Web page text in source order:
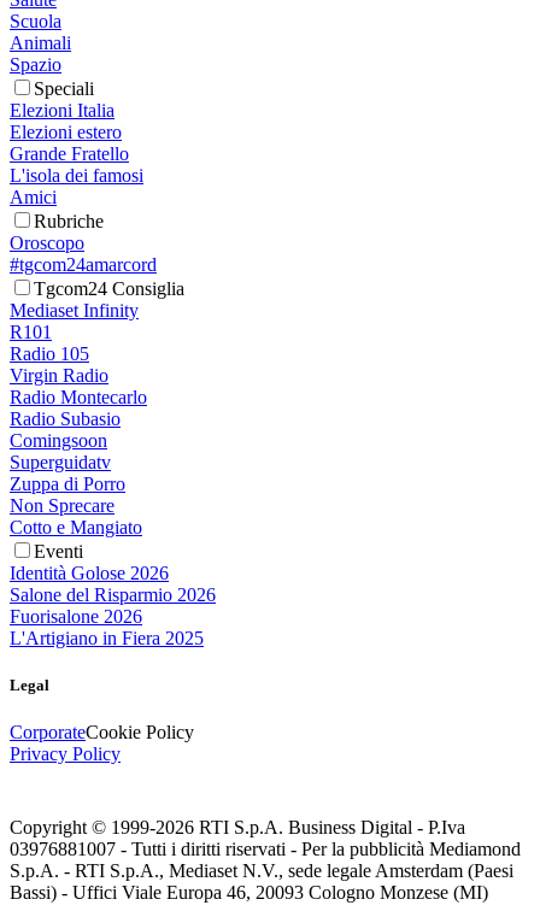
Scuola
Animali
Spazio
Speciali
Elezioni Italia
Elezioni estero
Grande Fratello
L'isola dei famosi
Amici
Rubriche
Oroscopo
#tgcom24amarcord
Tgcom24 Consiglia
Mediaset Infinity
R101
Radio 105
Virgin Radio
Radio Montecarlo
Radio Subasio
Comingsoon
Superguidatv
Zuppa di Porro
Non Sprecare
Cotto e Mangiato
Eventi
Identità Golose 2026
Salone del Risparmio 2026
Fuorisalone 2026
L'Artigiano in Fiera 2025
Legal
CorporateCookie Policy
Privacy Policy
Copyright © 1999-2026 RTI S.p.A. Business Digital - P.Iva
03976881007 - Tutti i diritti riservati - Per la pubblicità Mediamond
S.p.A. - RTI S.p.A., Mediaset N.V., sede legale Amsterdam (Paesi
Bassi) - Uffici Viale Europa 46, 20093 Cologno Monzese (MI)